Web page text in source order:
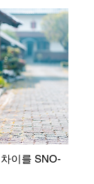
이를 SNO-